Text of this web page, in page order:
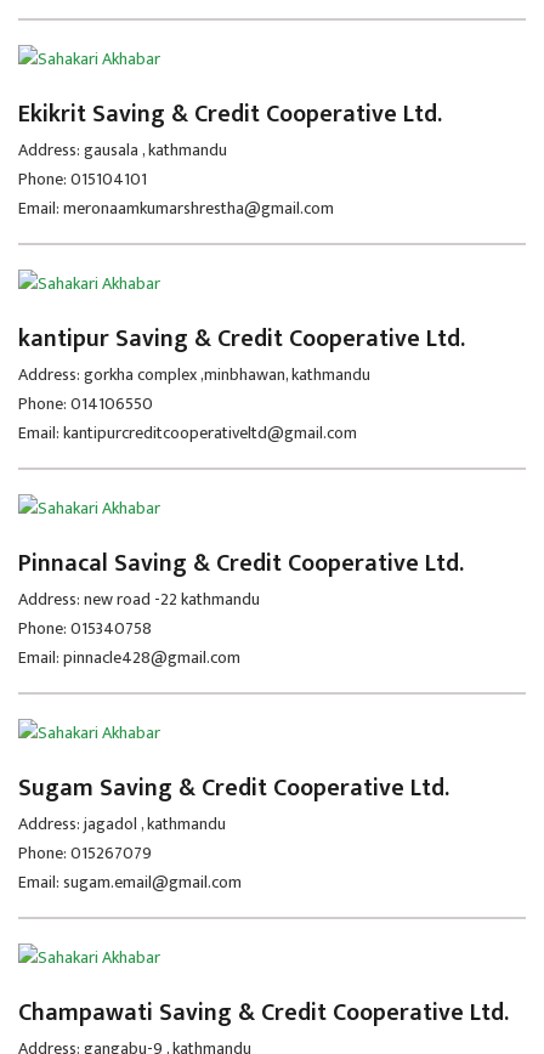
Ekikrit Saving & Credit Cooperative Ltd.
Address: gausala , kathmandu
Phone: 015104101
Email: meronaamkumarshrestha@gmail.com
kantipur Saving & Credit Cooperative Ltd.
Address: gorkha complex ,minbhawan, kathmandu
Phone: 014106550
Email: kantipurcreditcooperativeltd@gmail.com
Pinnacal Saving & Credit Cooperative Ltd.
Address: new road -22 kathmandu
Phone: 015340758
Email: pinnacle428@gmail.com
Sugam Saving & Credit Cooperative Ltd.
Address: jagadol , kathmandu
Phone: 015267079
Email: sugam.email@gmail.com
Champawati Saving & Credit Cooperative Ltd.